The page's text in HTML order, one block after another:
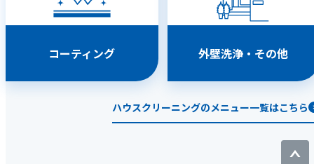
コーティング 外壁洗浄・その他
ハウスクリーニングのメニュー一覧はこちら